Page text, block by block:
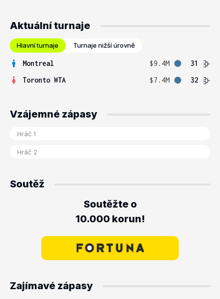
Aktuální turnaje
Hlavní turnaje Turnaje nižší úrovně
Montreal $9.4M
31
Toronto WTA
$7.4M 32
Vzájemné zápasy
Soutěž
Soutěžte o
10.000 korun!
Zajímavé zápasy